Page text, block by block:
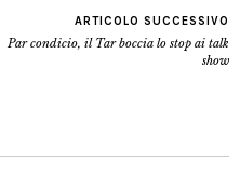
ARTICOLO SUCCESSIVO
Par condicio, il Tar boccia lo stop ai talk
show